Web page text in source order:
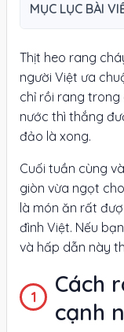
MỤC LỤC BÀI
Thịt heo rang
người Việt ưa
chỉ rồi rang trong
nước thì thắng
đảo là xong.
Cuối tuần cùng
giòn vừa ngọt
là món ăn rất
đình Việt. Nếu
và hấp dẫn này
Cách
cạnh